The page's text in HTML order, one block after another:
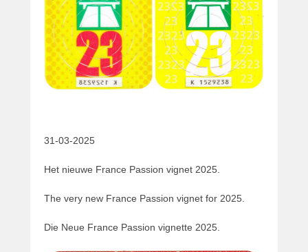
31-03-2025
Het nieuwe France Passion vignet 2025.
The very new France Passion vignet for 2025.
Die Neue France Passion vignette 2025.